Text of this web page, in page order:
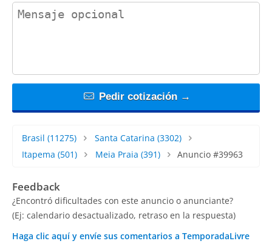
contact_message
Pedir cotización →
Brasil (11275) Santa Catarina (3302)
Itapema (501) Meia Praia (391) Anuncio #39963
Feedback
¿Encontró dificultades con este anuncio o anunciante?
(Ej: calendario desactualizado, retraso en la respuesta)
Haga clic aquí y envíe sus comentarios a TemporadaLivre